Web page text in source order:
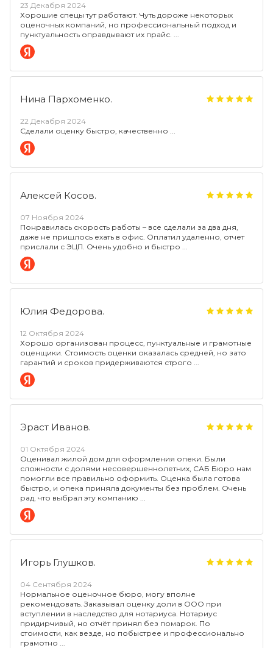
23 Декабря 2024
Хорошие спецы тут работают. Чуть дороже некоторых
оценочных компаний, но профессиональный подход и
пунктуальность оправдывают их прайс.
Нина Пархоменко.
22 Декабря 2024
Сделали оценку быстро, качественно
Алексей Косов.
07 Ноября 2024
Понравилась скорость работы – все сделали за два дня,
даже не пришлось ехать в офис. Оплатил удаленно, отчет
прислали с ЭЦП. Очень удобно и быстро
Юлия Федорова.
12 Октября 2024
Хорошо организован процесс, пунктуальные и грамотные
оценщики. Стоимость оценки оказалась средней, но зато
гарантий и сроков придерживаются строго
Эраст Иванов.
01 Октября 2024
Оценивал жилой дом для оформления опеки. Были
сложности с долями несовершеннолетних, САБ Бюро нам
помогли все правильно оформить. Оценка была готова
быстро, и опека приняла документы без проблем. Очень
рад, что выбрал эту компанию
Игорь Глушков.
04 Сентября 2024
Нормальное оценочное бюро, могу вполне
рекомендовать. Заказывал оценку доли в ООО при
вступлении в наследство для нотариуса. Нотариус
придирчивый, но отчёт принял без помарок. По
стоимости, как везде, но побыстрее и профессионально
грамотно